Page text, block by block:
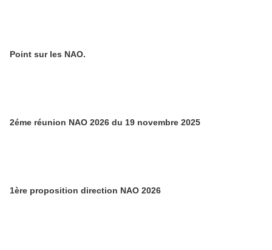
Point sur les NAO.
2éme réunion NAO 2026 du 19 novembre 2025
1ère proposition direction NAO 2026